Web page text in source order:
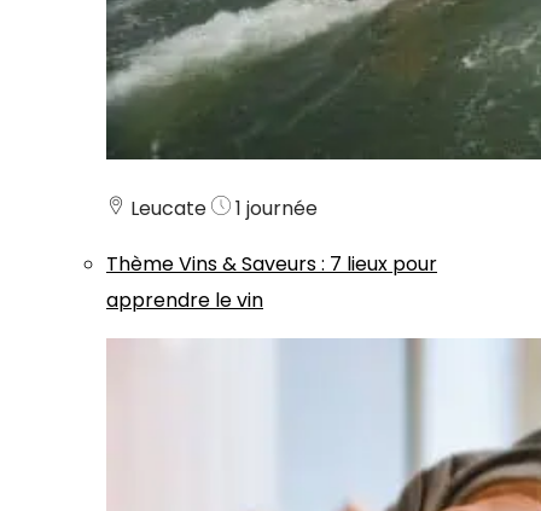
Leucate
1 journée
ThèmeVins & Saveurs: 7 lieux pour
apprendre le vin